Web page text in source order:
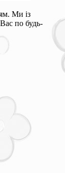
Ми із
по будь-